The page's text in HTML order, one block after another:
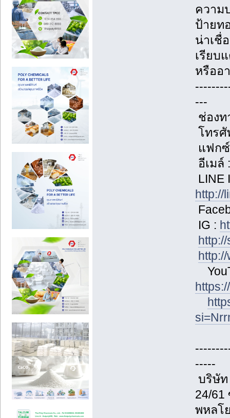
ความ
ป้ายท
น่าเชื่
เรียบ
หรืออ
---
ช่องท
โทรศั
แฟกซ์
อีเมล์
LINE
http://
IG :
-----
บริษั
24/61
พหลโ